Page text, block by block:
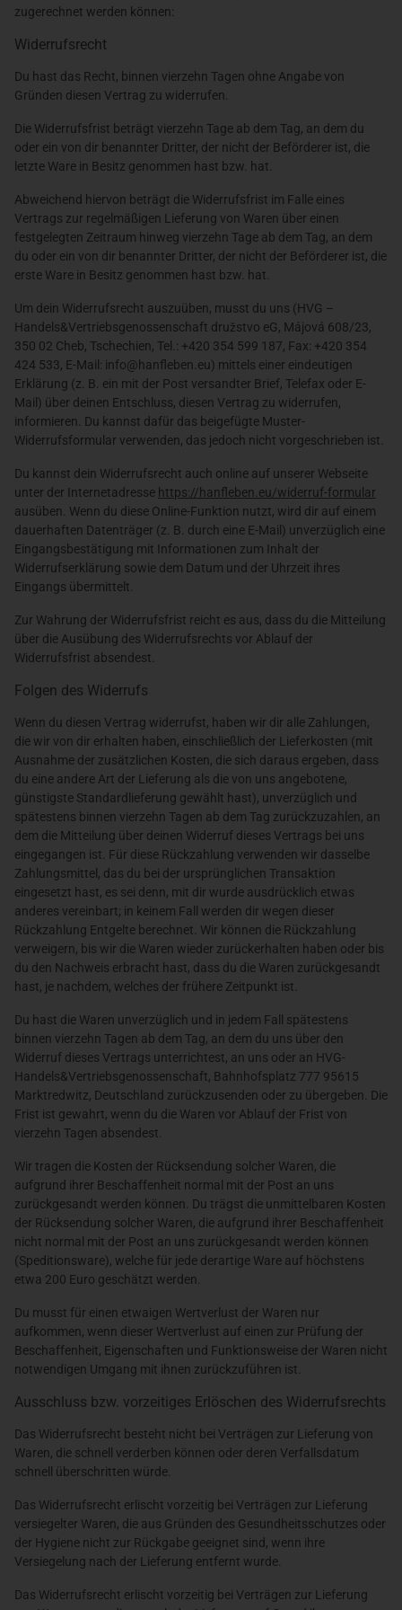
zugerechnet werden können:
Widerrufsrecht
Du hast das Recht, binnen vierzehn Tagen ohne Angabe von
Gründen diesen Vertrag zu widerrufen.
Die Widerrufsfrist beträgt vierzehn Tage ab dem Tag, an dem du
oder ein von dir benannter Dritter, der nicht der Beförderer ist, die
letzte Ware in Besitz genommen hast bzw. hat.
Abweichend hiervon beträgt die Widerrufsfrist im Falle eines
Vertrags zur regelmäßigen Lieferung von Waren über einen
festgelegten Zeitraum hinweg vierzehn Tage ab dem Tag, an dem
du oder ein von dir benannter Dritter, der nicht der Beförderer ist, die
erste Ware in Besitz genommen hast bzw. hat.
Um dein Widerrufsrecht auszuüben, musst du uns (HVG –
Handels&Vertriebsgenossenschaft družstvo eG, Májová 608/23,
350 02 Cheb, Tschechien, Tel.: +420 354 599 187, Fax: +420 354
424 533, E-Mail: info@hanfleben.eu) mittels einer eindeutigen
Erklärung (z. B. ein mit der Post versandter Brief, Telefax oder E-
Mail) über deinen Entschluss, diesen Vertrag zu widerrufen,
informieren. Du kannst dafür das beigefügte Muster-
Widerrufsformular verwenden, das jedoch nicht vorgeschrieben ist.
Du kannst dein Widerrufsrecht auch online auf unserer Webseite
unter der Internetadresse https://hanfleben.eu/widerruf-formular
ausüben. Wenn du diese Online-Funktion nutzt, wird dir auf einem
dauerhaften Datenträger (z. B. durch eine E-Mail) unverzüglich eine
Eingangsbestätigung mit Informationen zum Inhalt der
Widerrufserklärung sowie dem Datum und der Uhrzeit ihres
Eingangs übermittelt.
Zur Wahrung der Widerrufsfrist reicht es aus, dass du die Mitteilung
über die Ausübung des Widerrufsrechts vor Ablauf der
Widerrufsfrist absendest.
Folgen des Widerrufs
Wenn du diesen Vertrag widerrufst, haben wir dir alle Zahlungen,
die wir von dir erhalten haben, einschließlich der Lieferkosten (mit
Ausnahme der zusätzlichen Kosten, die sich daraus ergeben, dass
du eine andere Art der Lieferung als die von uns angebotene,
günstigste Standardlieferung gewählt hast), unverzüglich und
spätestens binnen vierzehn Tagen ab dem Tag zurückzuzahlen, an
dem die Mitteilung über deinen Widerruf dieses Vertrags bei uns
eingegangen ist. Für diese Rückzahlung verwenden wir dasselbe
Zahlungsmittel, das du bei der ursprünglichen Transaktion
eingesetzt hast, es sei denn, mit dir wurde ausdrücklich etwas
anderes vereinbart; in keinem Fall werden dir wegen dieser
Rückzahlung Entgelte berechnet. Wir können die Rückzahlung
verweigern, bis wir die Waren wieder zurückerhalten haben oder bis
du den Nachweis erbracht hast, dass du die Waren zurückgesandt
hast, je nachdem, welches der frühere Zeitpunkt ist.
Du hast die Waren unverzüglich und in jedem Fall spätestens
binnen vierzehn Tagen ab dem Tag, an dem du uns über den
Widerruf dieses Vertrags unterrichtest, an uns oder an HVG-
Handels&Vertriebsgenossenschaft, Bahnhofsplatz 777 95615
Marktredwitz, Deutschland zurückzusenden oder zu übergeben. Die
Frist ist gewahrt, wenn du die Waren vor Ablauf der Frist von
vierzehn Tagen absendest.
Wir tragen die Kosten der Rücksendung solcher Waren, die
aufgrund ihrer Beschaffenheit normal mit der Post an uns
zurückgesandt werden können. Du trägst die unmittelbaren Kosten
der Rücksendung solcher Waren, die aufgrund ihrer Beschaffenheit
nicht normal mit der Post an uns zurückgesandt werden können
(Speditionsware), welche für jede derartige Ware auf höchstens
etwa 200 Euro geschätzt werden.
Du musst für einen etwaigen Wertverlust der Waren nur
aufkommen, wenn dieser Wertverlust auf einen zur Prüfung der
Beschaffenheit, Eigenschaften und Funktionsweise der Waren nicht
notwendigen Umgang mit ihnen zurückzuführen ist.
Ausschluss bzw. vorzeitiges Erlöschen des Widerrufsrechts
Das Widerrufsrecht besteht nicht bei Verträgen zur Lieferung von
Waren, die schnell verderben können oder deren Verfallsdatum
schnell überschritten würde.
Das Widerrufsrecht erlischt vorzeitig bei Verträgen zur Lieferung
versiegelter Waren, die aus Gründen des Gesundheitsschutzes oder
der Hygiene nicht zur Rückgabe geeignet sind, wenn ihre
Versiegelung nach der Lieferung entfernt wurde.
Das Widerrufsrecht erlischt vorzeitig bei Verträgen zur Lieferung